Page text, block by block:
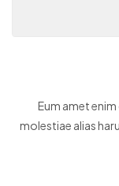
Eum amet
molestiae alias